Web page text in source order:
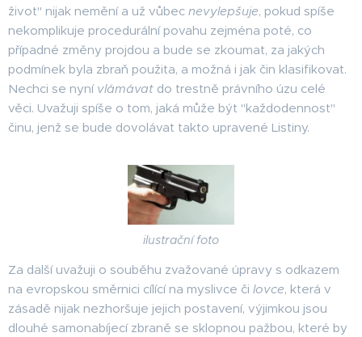
život" nijak nemění a už vůbec nevylepšuje, pokud spíše
nekomplikuje procedurální povahu zejména poté, co
případné změny projdou a bude se zkoumat, za jakých
podmínek byla zbraň použita, a možná i jak čin klasifikovat.
Nechci se nyní vlámávat do trestně právního úzu celé
věci. Uvažuji spíše o tom, jaká může být "každodennost"
činu, jenž se bude dovolávat takto upravené Listiny.
ilustrační foto
Za další uvažuji o souběhu zvažované úpravy s odkazem
na evropskou směrnici cílící na myslivce či lovce, která v
zásadě nijak nezhoršuje jejich postavení, výjimkou jsou
dlouhé samonabíjecí zbraně se sklopnou pažbou, které by